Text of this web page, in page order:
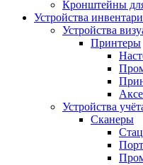
Кронштейны
Устройства
Устройства
Принтеры
Устройства
Сканеры